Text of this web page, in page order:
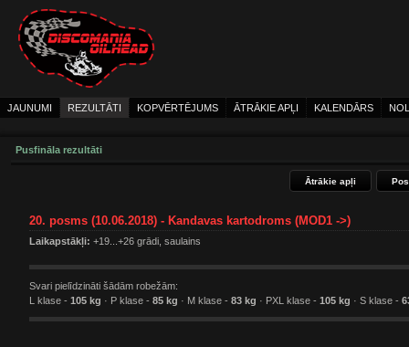
JAUNUMI REZULTĀTI KOPVĒRTĒJUMS ĀTRĀKIE APĻI KALENDĀRS
Pusfināla rezultāti
Ātrākie apļi
20. posms (10.06.2018) - Kandavas kartodroms (MOD1 ->)
Laikapstākļi: +19...+26 grādi, saulains
Svari pielīdzināti šādām robežām:
L klase - 105 kg · P klase - 85 kg · M klase - 83 kg · PXL klase - 105 kg · S klase -